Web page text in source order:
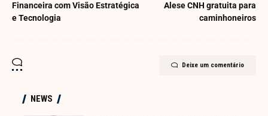
Financeira com Visão Estratégica
e Tecnologia
Alese CNH gratuita para
caminhoneiros
Deixe um comentário
NEWS